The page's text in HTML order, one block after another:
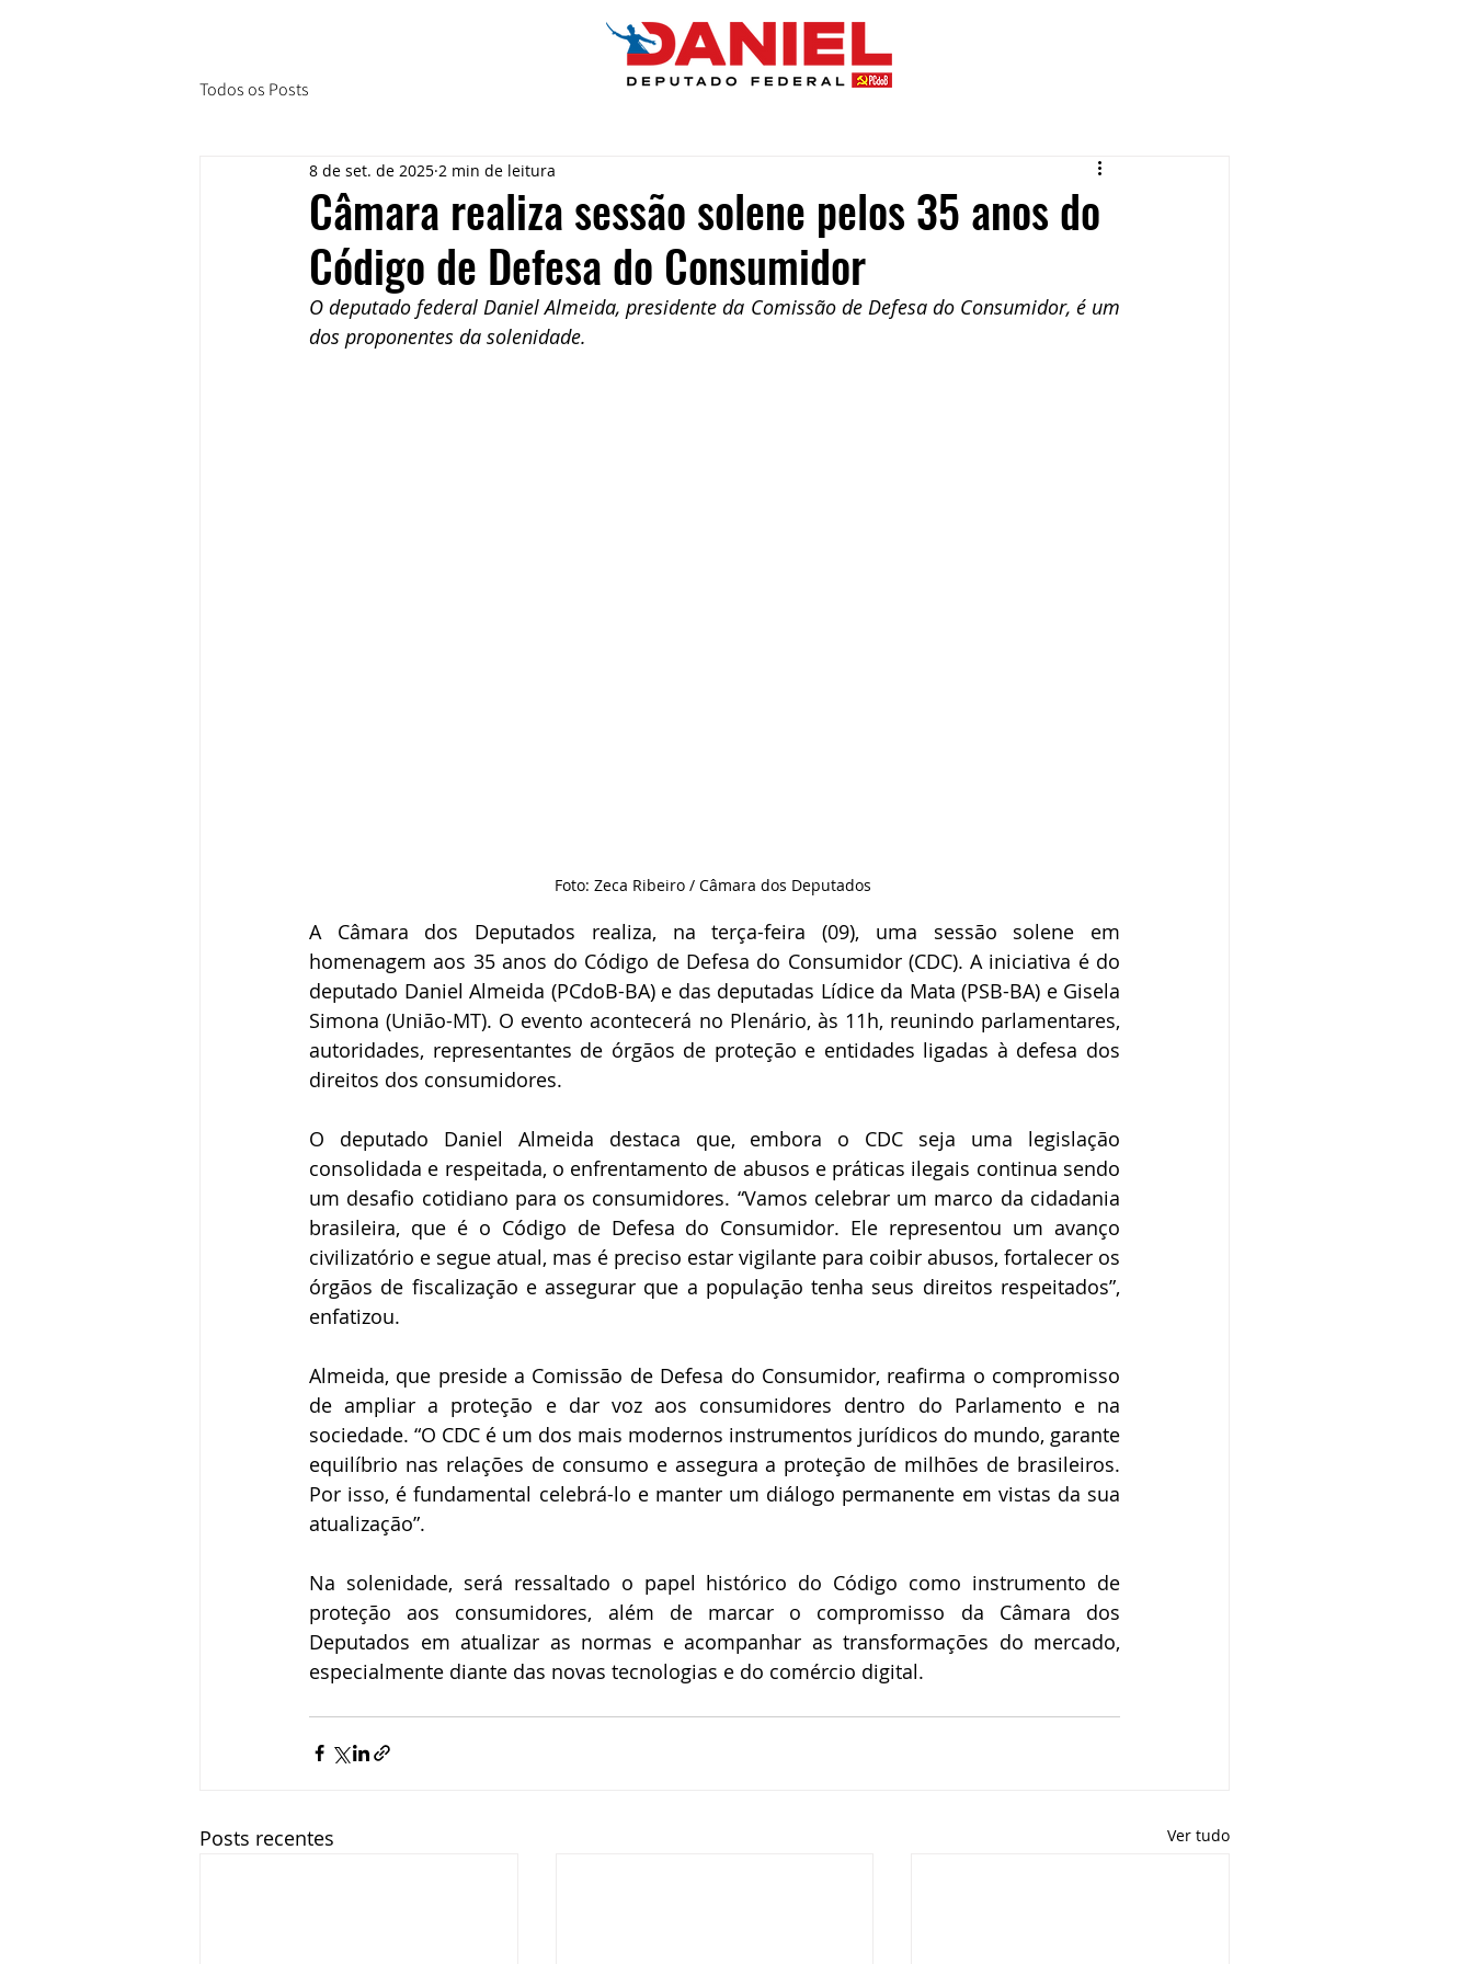
Todos os Posts
Câmara realiza sessão solene pelos 35 anos do
Código de Defesa do Consumidor
8 de set. de 2025 2 min de leitura
O deputado federal Daniel Almeida, presidente da Comissão de Defesa do Consumidor, é um
dos proponentes da solenidade.
Foto: Zeca Ribeiro / Câmara dos Deputados
A Câmara dos Deputados realiza, na terça-feira (09), uma sessão solene em
homenagem aos 35 anos do Código de Defesa do Consumidor (CDC). A iniciativa é do
deputado Daniel Almeida (PCdoB-BA) e das deputadas Lídice da Mata (PSB-BA) e Gisela
Simona (União-MT). O evento acontecerá no Plenário, às 11h, reunindo parlamentares,
autoridades, representantes de órgãos de proteção e entidades ligadas à defesa dos
direitos dos consumidores.
O deputado Daniel Almeida destaca que, embora o CDC seja uma legislação
consolidada e respeitada, o enfrentamento de abusos e práticas ilegais continua sendo
um desafio cotidiano para os consumidores. “Vamos celebrar um marco da cidadania
brasileira, que é o Código de Defesa do Consumidor. Ele representou um avanço
civilizatório e segue atual, mas é preciso estar vigilante para coibir abusos, fortalecer os
órgãos de fiscalização e assegurar que a população tenha seus direitos respeitados”,
enfatizou.
Almeida, que preside a Comissão de Defesa do Consumidor, reafirma o compromisso
de ampliar a proteção e dar voz aos consumidores dentro do Parlamento e na
sociedade. “O CDC é um dos mais modernos instrumentos jurídicos do mundo, garante
equilíbrio nas relações de consumo e assegura a proteção de milhões de brasileiros.
Por isso, é fundamental celebrá-lo e manter um diálogo permanente em vistas da sua
atualização”.
Na solenidade, será ressaltado o papel histórico do Código como instrumento de
proteção aos consumidores, além de marcar o compromisso da Câmara dos
Deputados em atualizar as normas e acompanhar as transformações do mercado,
especialmente diante das novas tecnologias e do comércio digital.
Posts recentes Ver tudo